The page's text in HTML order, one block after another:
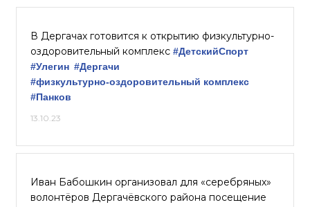
В Дергачах готовится к открытию физкультурно-
оздоровительный комплекс #ДетскийСпорт
#Улегин #Дергачи
#физкультурно-оздоровительный комплекс
#Панков
13.10.23
Иван Бабошкин организовал для «серебряных»
волонтёров Дергачёвского района посещение